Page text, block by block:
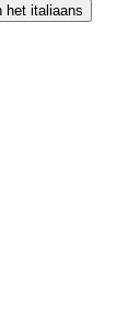
het italiaans